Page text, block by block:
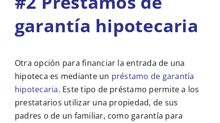
garantía hipotecaria
Otra opción para financiar la entrada de una
hipoteca es mediante un préstamo de garantía
hipotecaria. Este tipo de préstamo permite a los
prestatarios utilizar una propiedad, de sus
padres o de un familiar, como garantía para